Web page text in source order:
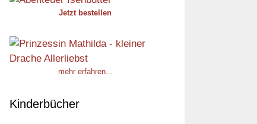
Jetzt bestellen
mehr erfahren...
Kinderbücher